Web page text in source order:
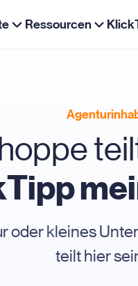
Ressourcen
oder kleines
teilt hier